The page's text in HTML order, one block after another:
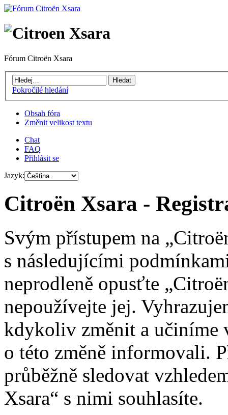
Fórum Citroën Xsara
Pokročilé hledání
Obsah fóra
Změnit velikost textu
Chat
FAQ
Přihlásit se
Jazyk:
Citroën Xsara -
Svým přístupem na
s následujícími
neprodleně opusťte
nepoužívejte jej.
kdykoliv změnit a učiníme
o této změně informovali.
průběžně sledovat
Xsara“ s nimi souhlasíte.